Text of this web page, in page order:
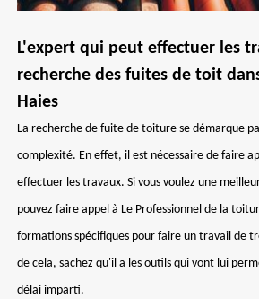
L'expert qui peut effectuer les
recherche des fuites de toit
Haies
La recherche de fuite de toiture se démarque
complexité. En effet, il est nécessaire de faire
effectuer les travaux. Si vous voulez une
pouvez faire appel à Le Professionnel de la
formations spécifiques pour faire un travail de
de cela, sachez qu'il a les outils qui vont lui
délai imparti.